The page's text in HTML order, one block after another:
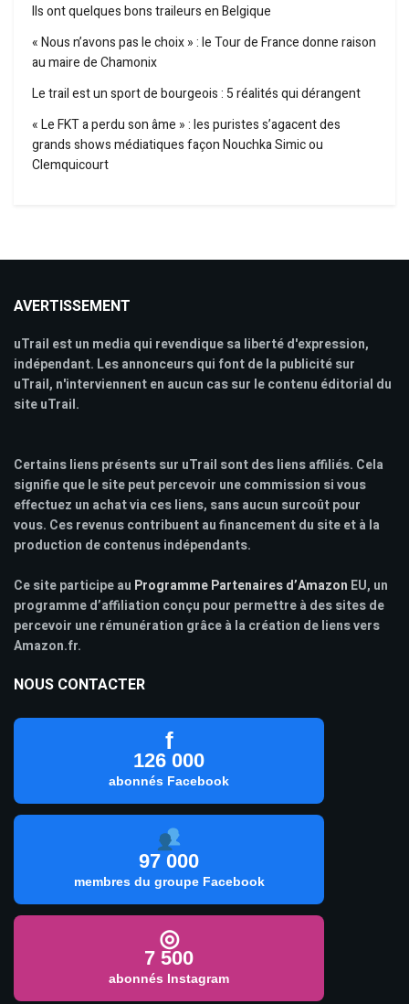
Ils ont quelques bons traileurs en Belgique
« Nous n’avons pas le choix » : le Tour de France donne raison
au maire de Chamonix
Le trail est un sport de bourgeois : 5 réalités qui dérangent
« Le FKT a perdu son âme » : les puristes s’agacent des
grands shows médiatiques façon Nouchka Simic ou
Clemquicourt
AVERTISSEMENT
uTrail est un media qui revendique sa liberté d'expression,
indépendant. Les annonceurs qui font de la publicité sur
uTrail, n'interviennent en aucun cas sur le contenu éditorial du
site uTrail.
Certains liens présents sur uTrail sont des liens affiliés. Cela
signifie que le site peut percevoir une commission si vous
effectuez un achat via ces liens, sans aucun surcoût pour
vous. Ces revenus contribuent au financement du site et à la
production de contenus indépendants.
Ce site participe au Programme Partenaires d’Amazon EU, un
programme d’affiliation conçu pour permettre à des sites de
percevoir une rémunération grâce à la création de liens vers
Amazon.fr.
NOUS CONTACTER
f
126 000
abonnés Facebook
97 000
membres du groupe Facebook
◎
7 500
abonnés Instagram